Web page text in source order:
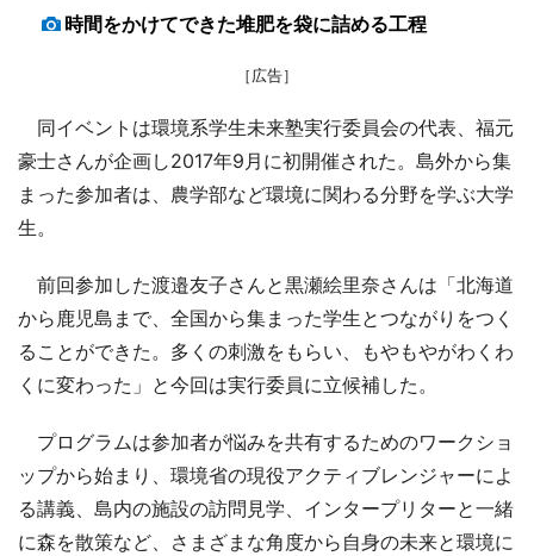
時間をかけてできた堆肥を袋に詰める工程
［広告］
同イベントは環境系学生未来塾実行委員会の代表、福元
豪士さんが企画し2017年9月に初開催された。島外から集
まった参加者は、農学部など環境に関わる分野を学ぶ大学
生。
前回参加した渡邉友子さんと黒瀬絵里奈さんは「北海道
から鹿児島まで、全国から集まった学生とつながりをつく
ることができた。多くの刺激をもらい、もやもやがわくわ
くに変わった」と今回は実行委員に立候補した。
プログラムは参加者が悩みを共有するためのワークショ
ップから始まり、環境省の現役アクティブレンジャーによ
る講義、島内の施設の訪問見学、インタープリターと一緒
に森を散策など、さまざまな角度から自身の未来と環境に